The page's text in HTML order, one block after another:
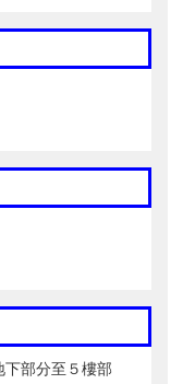
部分至５樓部